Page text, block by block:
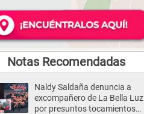
Notas Recomendadas
Naldy Saldaña denuncia a
excompañero de La Bella Luz
por presuntos tocamientos